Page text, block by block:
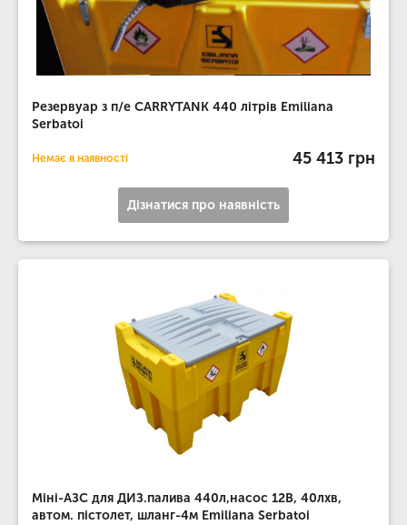
Резервуар з п/е CARRYTANK 440 літрів Emiliana
Serbatoi
Немає в наявності 45 413 грн
Дізнатися про наявність
Міні-АЗС для ДИЗ.палива 440л,насос 12В, 40лхв,
автом. пістолет, шланг-4м Emiliana Serbatoi